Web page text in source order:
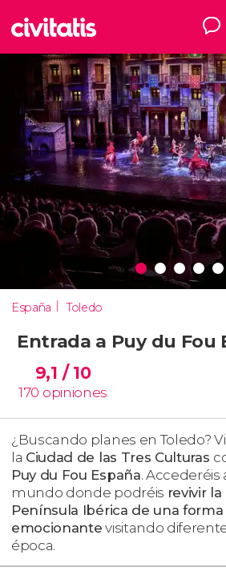
España Toledo
Entrada a Puy du Fou
9,1 / 10
170 opiniones
¿Buscando planes en Toledo?
la Ciudad de las Tres Culturas
Puy du Fou España.
mundo donde podréis revivir
Península Ibérica de una
emocionante visitando
época.